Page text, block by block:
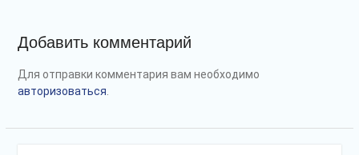
Добавить комментарий
Для отправки комментария вам необходимо
авторизоваться.